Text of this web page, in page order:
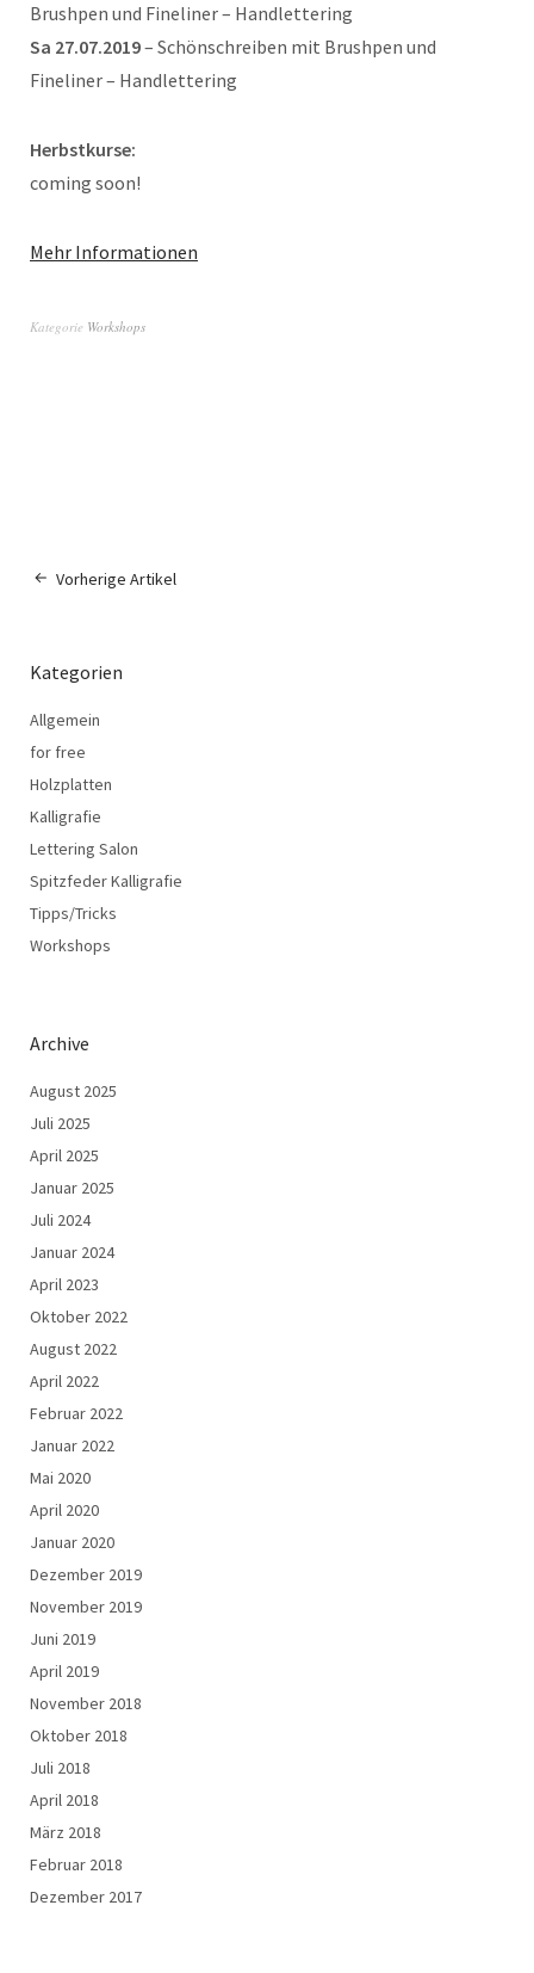
Brushpen und Fineliner – Handlettering
Sa 27.07.2019– Schönschreiben mit Brushpen und
Fineliner – Handlettering
Herbstkurse:
coming soon!
Mehr Informationen
Kategorie Workshops
Vorherige Artikel
Kategorien
Allgemein
for free
Holzplatten
Kalligrafie
Lettering Salon
Spitzfeder Kalligrafie
Tipps/Tricks
Workshops
Archive
August 2025
Juli 2025
April 2025
Januar 2025
Juli 2024
Januar 2024
April 2023
Oktober 2022
August 2022
April 2022
Februar 2022
Januar 2022
Mai 2020
April 2020
Januar 2020
Dezember 2019
November 2019
Juni 2019
April 2019
November 2018
Oktober 2018
Juli 2018
April 2018
März 2018
Februar 2018
Dezember 2017